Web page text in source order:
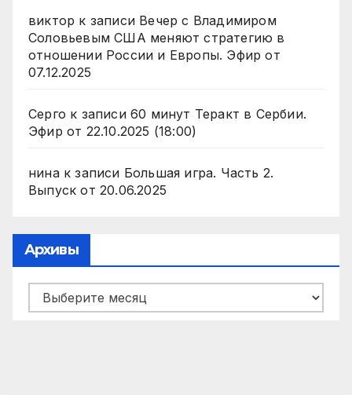
виктор к записи Вечер с Владимиром
Соловьевым США меняют стратегию в
отношении России и Европы. Эфир от
07.12.2025
Серго к записи 60 минут Теракт в Сербии.
Эфир от 22.10.2025 (18:00)
нинак записи Большая игра. Часть 2.
Выпуск от 20.06.2025
Архивы
Архивы